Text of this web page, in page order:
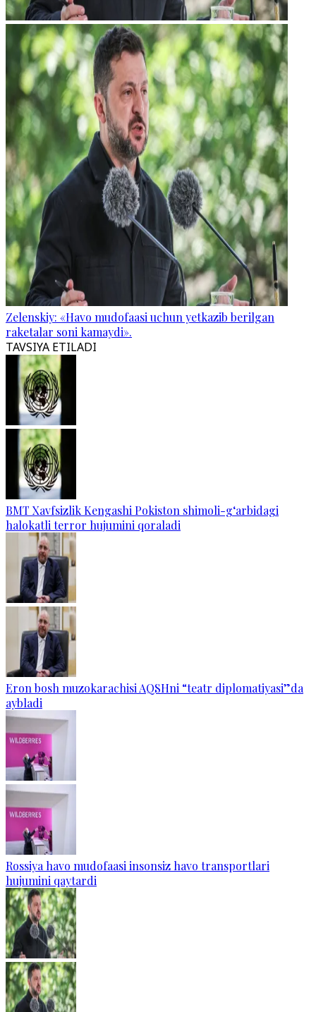
Zelenskiy: «Havo mudofaasi uchun yetkazib berilgan
raketalar soni kamaydi».
TAVSIYA ETILADI
BMT Xavfsizlik Kengashi Pokiston shimoli-g‘arbidagi
halokatli terror hujumini qoraladi
Eron bosh muzokarachisi AQSHni “teatr diplomatiyasi”da
aybladi
Rossiya havo mudofaasi insonsiz havo transportlari
hujumini qaytardi